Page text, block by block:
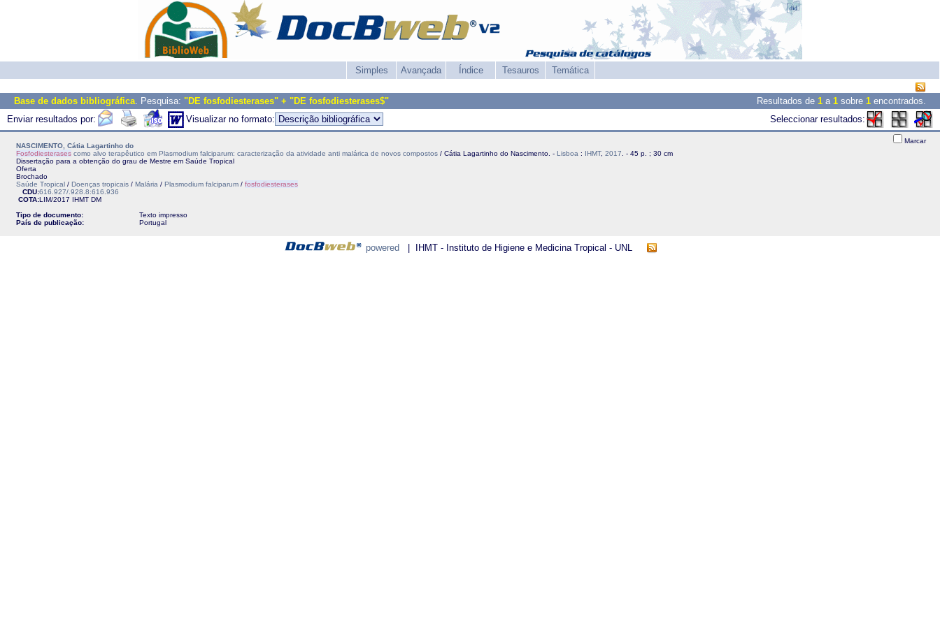
Simples Avançada Índice Tesauros Temática
Base de dados bibliográfica. Pesquisa: "DE fosfodiesterases" + "DE fosfodiesterases$" Resultados de 1 a 1 sobre 1 encontrados.
Enviar resultados por:
Visualizar no formato: Seleccionar resultados:
NASCIMENTO, Cátia Lagartinho do
Fosfodiesterases como alvo terapêutico em Plasmodium falciparum: caracterização da atividade anti malárica de novos compostos / Cátia Lagartinho do Nascimento. - Lisboa : IHMT, 2017 . - 45 p. ; 30 cm
Dissertação para a obtenção do grau de Mestre em Saúde Tropical
Oferta
Brochado
Saúde Tropical / Doenças tropicais / Malária / Plasmodium falciparum / fosfodiesterases
CDU:616.927/.928.8:616.936
COTA:LIM/2017 IHMT DM
Tipo de documento:
Texto impresso
País de publicação:
Portugal
Marcar
powered | IHMT - Instituto de Higiene e Medicina Tropical - UNL